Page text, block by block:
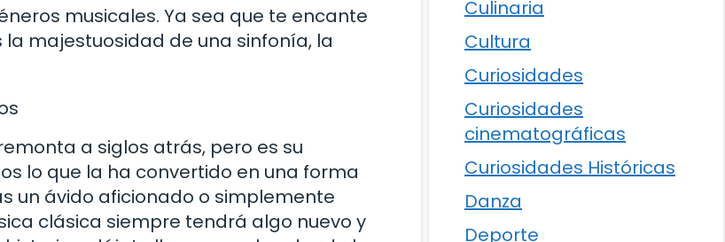
musicales. Ya sea que te encante
majestuosidad de una sinfonía, la
a siglos atrás, pero es su
lo que la ha convertido en una forma
un ávido aficionado o simplemente
clásica siempre tendrá algo nuevo y
Culinaria
Cultura
Curiosidades
Curiosidades
cinematográficas
Curiosidades Históricas
Danza
Deporte